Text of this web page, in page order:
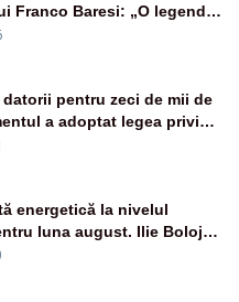
Franco Baresi: „O legendă
datorii pentru zeci de mii de
a adoptat legea privind
energetică la nivelul
luna august. Ilie Bolojan
și posibile restricții –